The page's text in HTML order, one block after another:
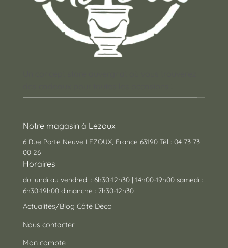
Notre magasin à Lezoux
6 Rue Porte Neuve LEZOUX, France 63190 Tél : 04 73 73
00 26
Horaires
du lundi au vendredi : 6h30-12h30 | 14h00-19h00 samedi :
6h30-19h00 dimanche : 7h30-12h30
Actualités/Blog Côté Déco
Nous contacter
Mon compte